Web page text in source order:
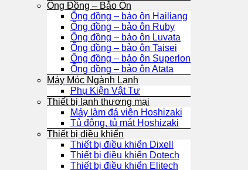
Ống Đồng – Bảo Ôn
Ống đồng – bảo ôn Hailiang
Ống đồng – bảo ôn Ruby
Ống đồng – bảo ôn Luvata
Ống đồng – bảo ôn Taisei
Ống đồng – bảo ôn Superlon
Ống đồng – bảo ôn Atata
Máy Móc Ngành Lạnh
Phụ Kiện Vật Tư
Thiết bị lạnh thương mại
Máy làm đá viên Hoshizaki
Tủ đông, tủ mát Hoshizaki
Thiết bị điều khiển
Thiết bị điều khiển Dixell
Thiết bị điều khiển Dotech
Thiết bị điều khiển Elitech